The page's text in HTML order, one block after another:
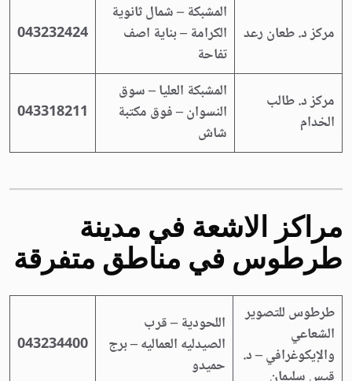
مركز د. طعان رعد
المشبكة – شمال ثانوية
الكرامة – بناية اصف
تفاحة
043232424
مركز د. طالب
الخدام
المشبكة العليا – سوق
النسوان – فوق مكتبة
شاش
043318211
مراكز الاشعة في مدينة
طرطوس في مناطق متفرقة
طرطوس للتصوير
الشعاعي
والإيكوغرافي – د.
اللحودية – قرب
الصيدليه العماليه – برج
حميدو
043234400